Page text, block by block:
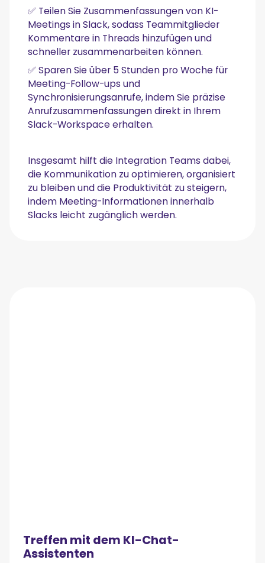
✅ Teilen Sie Zusammenfassungen von KI-
Meetings in Slack, sodass Teammitglieder
Kommentare in Threads hinzufügen und
schneller zusammenarbeiten können.
✅ Sparen Sie über 5 Stunden pro Woche für
Meeting-Follow-ups und
Synchronisierungsanrufe, indem Sie präzise
Anrufzusammenfassungen direkt in Ihrem
Slack-Workspace erhalten.
Insgesamt hilft die Integration Teams dabei,
die Kommunikation zu optimieren, organisiert
zu bleiben und die Produktivität zu steigern,
indem Meeting-Informationen innerhalb
Slacks leicht zugänglich werden.
Treffen mit dem KI-Chat-
Assistenten